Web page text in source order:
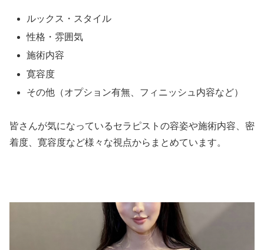
ルックス・スタイル
性格・雰囲気
施術内容
寛容度
その他（オプション有無、フィニッシュ内容など）
皆さんが気になっているセラピストの容姿や施術内容、密
着度、寛容度など様々な視点からまとめています。